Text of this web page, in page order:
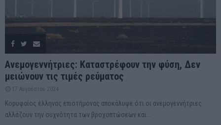
Ανεμογεννήτριες: Καταστρέφουν την φύση, Δεν
μειώνουν τις τιμές ρεύματος
17 Αυγούστου 2024
Κορυφαίος έλληνας επιστήμονας αποκάλυψε ότι οι ανεμογεννήτριες
αλλάζουν την συχνότητα των βροχοπτώσεων και...